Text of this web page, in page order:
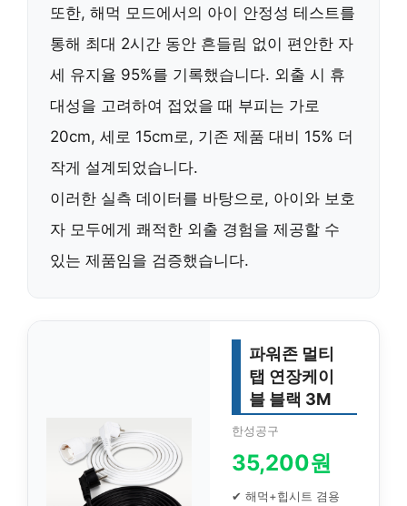
또한, 해먹 모드에서의 아이 안정성 테스트를
통해 최대 2시간 동안 흔들림 없이 편안한 자
세 유지율 95%를 기록했습니다. 외출 시 휴
대성을 고려하여 접었을 때 부피는 가로
20cm, 세로 15cm로, 기존 제품 대비 15% 더
작게 설계되었습니다.
이러한 실측 데이터를 바탕으로, 아이와 보호
자 모두에게 쾌적한 외출 경험을 제공할 수
있는 제품임을 검증했습니다.
파워존 멀티
탭 연장케이
블 블랙 3M
한성공구
35,200원
✔ 해먹+힙시트 겸용